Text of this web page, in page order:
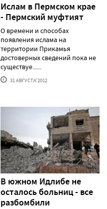
Ислам в Пермском крае
- Пермский муфтият
О времени и способах
появления ислама на
территории Прикамья
достоверных сведений пока не
существуе......
31 АВГУСТА'2012
В южном Идлибе не
осталось больниц - все
разбомбили